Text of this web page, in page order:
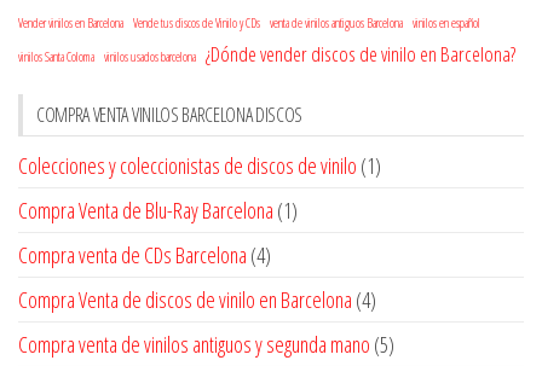
Vender vinilos en Barcelona Vende tus discos de Vinilo y CDs venta de vinilos antiguos Barcelona vinilos en español
vinilos Santa Coloma vinilos usados barcelona ¿Dónde vender discos de vinilo en Barcelona?
COMPRA VENTA VINILOS BARCELONA DISCOS
Colecciones y coleccionistas de discos de vinilo (1)
Compra Venta de Blu-Ray Barcelona (1)
Compra venta de CDs Barcelona (4)
Compra Venta de discos de vinilo en Barcelona (4)
Compra venta de vinilos antiguos y segunda mano (5)